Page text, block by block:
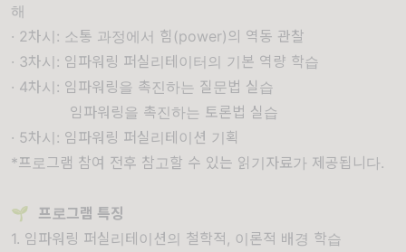
해
· 2차시: 소통 과정에서 힘(power)의 역동 관찰
· 3차시: 임파워링 퍼실리테이터의 기본 역량 학습
· 4차시: 임파워링을 촉진하는 질문법 실습
임파워링을 촉진하는 토론법 실습
· 5차시: 임파워링 퍼실리테이션 기획
*프로그램 참여 전후 참고할 수 있는 읽기자료가 제공됩니다.
🌱 프로그램 특징
1. 임파워링 퍼실리테이션의 철학적, 이론적 배경 학습